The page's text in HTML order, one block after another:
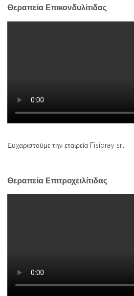
Θεραπεία Επικονδυλίτιδας
Ευχαριστούμε την εταιρεία Fisioray srl
Θεραπεία Επιτροχειλίτιδας